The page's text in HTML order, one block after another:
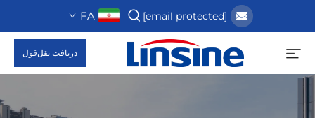
[email protected]
FA
دریافت نقل‌قول